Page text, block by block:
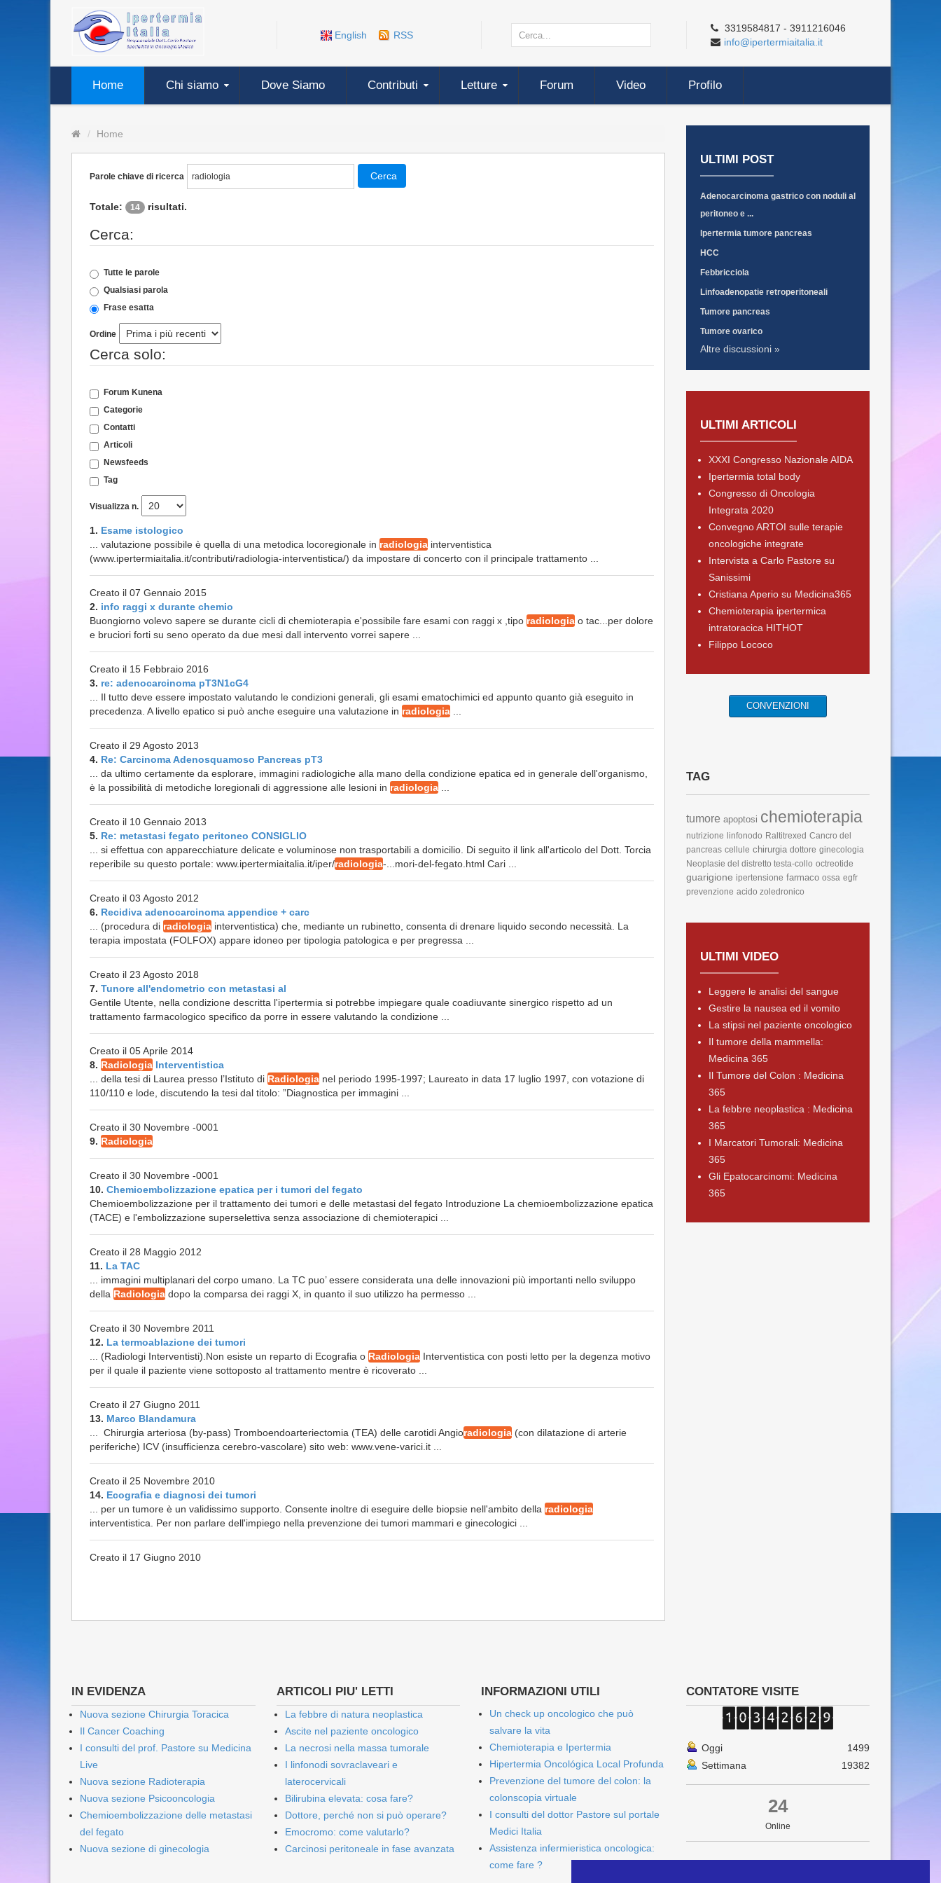
English RSS
3319584817 - 3911216046
info@ipertermiaitalia.it
Home Chi siamo Dove Siamo Contributi Letture Forum Video Profilo
Home
Parole chiave di ricerca Cerca
Totale: 14 risultati.
Cerca:
Tutte le parole
Qualsiasi parola
Frase esatta
Ordine
Cerca solo:
Forum Kunena
Categorie
Contatti
Articoli
Newsfeeds
Tag
Visualizza n.
1. Esame istologico
... valutazione possibile è quella di una metodica locoregionale in radiologia interventistica
(www.ipertermiaitalia.it/contributi/radiologia-interventistica/) da impostare di concerto con il principale trattamento ...
Creato il 07 Gennaio 2015
2. info raggi x durante chemio
Buongiorno volevo sapere se durante cicli di chemioterapia e'possibile fare esami con raggi x ,tipo radiologia o tac...per dolore
e bruciori forti su seno operato da due mesi dall intervento vorrei sapere ...
Creato il 15 Febbraio 2016
3. re: adenocarcinoma pT3N1cG4
... Il tutto deve essere impostato valutando le condizioni generali, gli esami ematochimici ed appunto quanto già eseguito in
precedenza. A livello epatico si può anche eseguire una valutazione in radiologia
Creato il 29 Agosto 2013
4. Re: Carcinoma Adenosquamoso Pancreas pT3
... da ultimo certamente da esplorare, immagini radiologiche alla mano della condizione epatica ed in generale dell'organismo,
è la possibilità di metodiche loregionali di aggressione alle lesioni in radiologia
Creato il 10 Gennaio 2013
5. Re: metastasi fegato peritoneo CONSIGLIO
... si effettua con apparecchiature delicate e voluminose non trasportabili a domicilio. Di seguito il link all'articolo del Dott. Torcia
reperibile su questo portale: www.ipertermiaitalia.it/iper/radiologia-...mori-del-fegato.html Cari ...
Creato il 03 Agosto 2012
6. Recidiva adenocarcinoma appendice + carc
... (procedura di radiologia interventistica) che, mediante un rubinetto, consenta di drenare liquido secondo necessità. La
terapia impostata (FOLFOX) appare idoneo per tipologia patologica e per pregressa ...
Creato il 23 Agosto 2018
7. Tunore all'endometrio con metastasi al
Gentile Utente, nella condizione descritta l'ipertermia si potrebbe impiegare quale coadiuvante sinergico rispetto ad un
trattamento farmacologico specifico da porre in essere valutando la condizione ...
Creato il 05 Aprile 2014
8. Radiologia Interventistica
... della tesi di Laurea presso l’Istituto di Radiologia nel periodo 1995-1997; Laureato in data 17 luglio 1997, con votazione di
110/110 e lode, discutendo la tesi dal titolo: ”Diagnostica per immagini ...
Creato il 30 Novembre -0001
9. Radiologia
Creato il 30 Novembre -0001
10. Chemioembolizzazione epatica per i tumori del fegato
Chemioembolizzazione per il trattamento dei tumori e delle metastasi del fegato Introduzione La chemioembolizzazione epatica
(TACE) e l'embolizzazione superselettiva senza associazione di chemioterapici ...
Creato il 28 Maggio 2012
11. La TAC
... immagini multiplanari del corpo umano. La TC puo’ essere considerata una delle innovazioni più importanti nello sviluppo
della Radiologia dopo la comparsa dei raggi X, in quanto il suo utilizzo ha permesso ...
Creato il 30 Novembre 2011
12. La termoablazione dei tumori
... (Radiologi Interventisti).Non esiste un reparto di Ecografia o Radiologia Interventistica con posti letto per la degenza motivo
per il quale il paziente viene sottoposto al trattamento mentre è ricoverato ...
Creato il 27 Giugno 2011
13. Marco Blandamura
... Chirurgia arteriosa (by-pass) Tromboendoarteriectomia (TEA) delle carotidi Angioradiologia (con dilatazione di arterie
periferiche) ICV (insufficienza cerebro-vascolare) sito web: www.vene-varici.it ...
Creato il 25 Novembre 2010
14. Ecografia e diagnosi dei tumori
... per un tumore è un validissimo supporto. Consente inoltre di eseguire delle biopsie nell'ambito della radiologia
interventistica. Per non parlare dell'impiego nella prevenzione dei tumori mammari e ginecologici ...
Creato il 17 Giugno 2010
ULTIMI POST
Adenocarcinoma gastrico con noduli al
peritoneo e ...
Ipertermia tumore pancreas
HCC
Febbricciola
Linfoadenopatie retroperitoneali
Tumore pancreas
Tumore ovarico
Altre discussioni »
ULTIMI ARTICOLI
XXXI Congresso Nazionale AIDA
Ipertermia total body
Congresso di Oncologia
Integrata 2020
Convegno ARTOI sulle terapie
oncologiche integrate
Intervista a Carlo Pastore su
Sanissimi
Cristiana Aperio su Medicina365
Chemioterapia ipertermica
intratoracica HITHOT
Filippo Lococo
CONVENZIONI
TAG
tumore apoptosi chemioterapia
nutrizione linfonodo Raltitrexed Cancro del
pancreas cellule chirurgia dottore ginecologia
Neoplasie del distretto testa-collo octreotide
guarigione ipertensione farmaco ossa egfr
prevenzione acido zoledronico
ULTIMI VIDEO
Leggere le analisi del sangue
Gestire la nausea ed il vomito
La stipsi nel paziente oncologico
Il tumore della mammella:
Medicina 365
Il Tumore del Colon : Medicina
365
La febbre neoplastica : Medicina
365
I Marcatori Tumorali: Medicina
365
Gli Epatocarcinomi: Medicina
365
IN EVIDENZA
Nuova sezione Chirurgia Toracica
Il Cancer Coaching
I consulti del prof. Pastore su Medicina
Live
Nuova sezione Radioterapia
Nuova sezione Psicooncologia
Chemioembolizzazione delle metastasi
del fegato
Nuova sezione di ginecologia
ARTICOLI PIU' LETTI
La febbre di natura neoplastica
Ascite nel paziente oncologico
La necrosi nella massa tumorale
I linfonodi sovraclaveari e
laterocervicali
Bilirubina elevata: cosa fare?
Dottore, perché non si può operare?
Emocromo: come valutarlo?
Carcinosi peritoneale in fase avanzata
INFORMAZIONI UTILI
Un check up oncologico che può
salvare la vita
Chemioterapia e Ipertermia
Hipertermia Oncológica Local Profunda
Prevenzione del tumore del colon: la
colonscopia virtuale
I consulti del dottor Pastore sul portale
Medici Italia
Assistenza infermieristica oncologica:
come fare ?
CONTATORE VISITE
Oggi
1499
Settimana
19382
24
Online